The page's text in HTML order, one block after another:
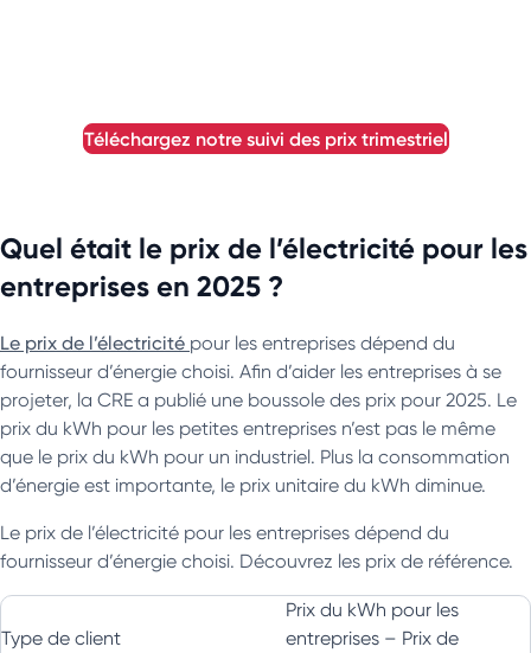
téléchargez notre suivi des prix trimestriel
Quel était le prix de l’électricité pour les
entreprises en 2025 ?
Le prix de l’électricité pour les entreprises dépend du
fournisseur d’énergie choisi. Afin d’aider les entreprises à se
projeter, la CRE a publié une boussole des prix pour 2025. Le
prix du kWh pour les petites entreprises n’est pas le même
que le prix du kWh pour un industriel. Plus la consommation
d’énergie est importante, le prix unitaire du kWh diminue.
Le prix de l’électricité pour les entreprises dépend du
fournisseur d’énergie choisi. Découvrez les prix de référence.
Type de client
Prix du kWh pour les
entreprises – Prix de